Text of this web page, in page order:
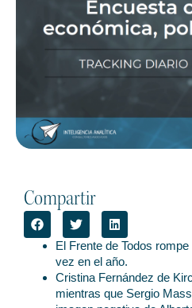
Compartir
El Frente de Todos
vez en el año.
Cristina Fernández de
mientras que Sergio